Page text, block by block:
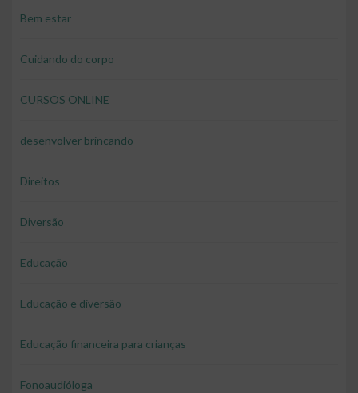
Bem estar
Cuidando do corpo
CURSOS ONLINE
desenvolver brincando
Direitos
Diversão
Educação
Educação e diversão
Educação financeira para crianças
Fonoaudióloga